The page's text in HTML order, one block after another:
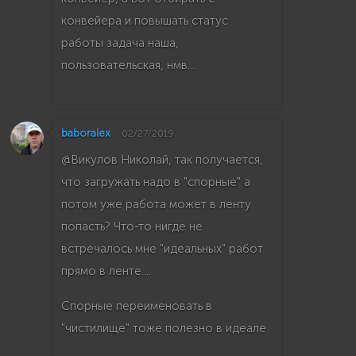
конвейера и повышать статус
работы задача наша,
пользовательская, нмв...
baboralex 02/27/2019
@Викулов Николай, так получается,
что загружать надо в "спорные" а
потом уже работа может в ленту
попасть? Что-то нигде не
встречалось мне "идеальных" работ
прямо в ленте....
Спорные переименовать в
"чистилище" тоже полезно в идеале